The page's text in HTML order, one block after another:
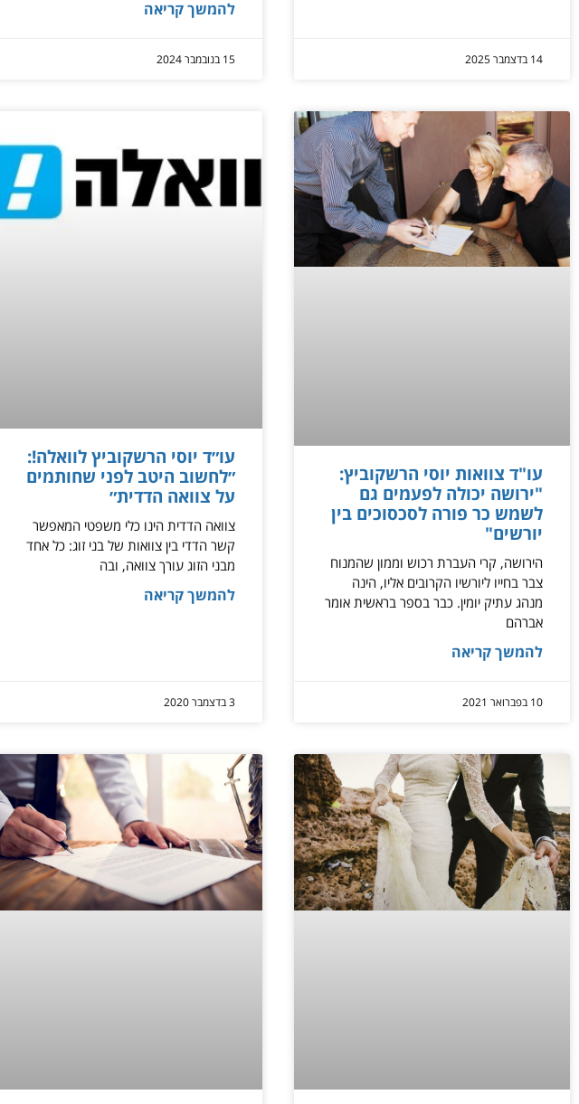
14 בדצמבר 2025
להמשך קריאה
15 בנובמבר 2024
עו"ד צוואות יוסי הרשקוביץ:
"ירושה יכולה לפעמים גם
לשמש כר פורה לסכסוכים בין
יורשים"
הירושה, קרי העברת רכוש וממון שהמנוח
צבר בחייו ליורשיו הקרובים אליו, הינה
מנהג עתיק יומין. כבר בספר בראשית אומר
אברהם
להמשך קריאה
10 בפברואר 2021
עו״ד יוסי הרשקוביץ לוואלה!:
״לחשוב היטב לפני שחותמים
על צוואה הדדית״
צוואה הדדית הינו כלי משפטי המאפשר
קשר הדדי בין צוואות של בני זוג: כל אחד
מבני הזוג עורך צוואה, ובה
להמשך קריאה
3 בדצמבר 2020